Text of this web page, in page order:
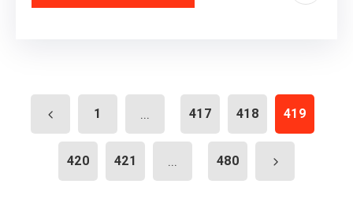
1 ... 417 418 419
420 421 ... 480